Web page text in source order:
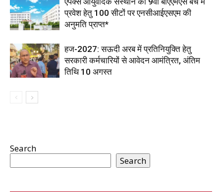
प्रवेश हेतु 100 सीटों पर एनसीआईएसएम की
अनुमति प्राप्त*
हज-2027: सऊदी अरब में प्रतिनियुक्ति हेतु
सरकारी कर्मचारियों से आवेदन आमंत्रित, अंतिम
तिथि 10 अगस्त
Search
Search